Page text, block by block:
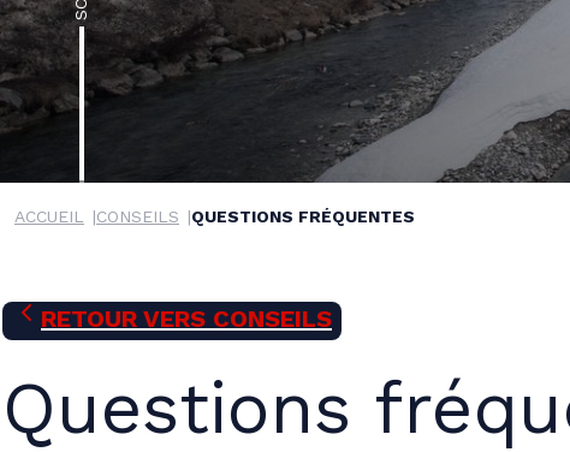
ACCUEIL CONSEILS QUESTIONS FRÉQUENTES
RETOUR VERS CONSEILS
Questions
2026
Déc.
Janv.
2027